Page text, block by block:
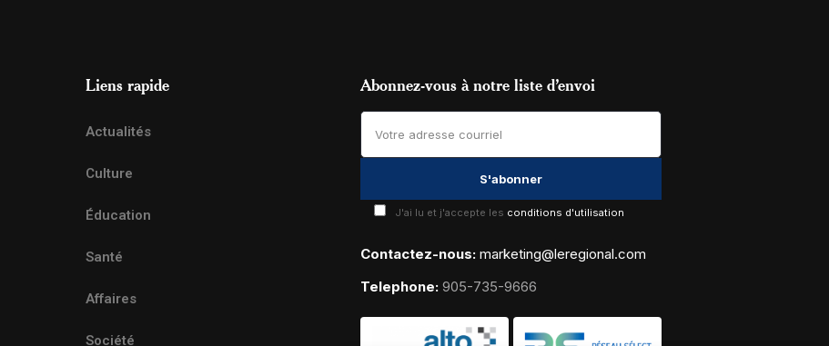
Liens rapide
Actualités
Culture
Éducation
Santé
Affaires
Société
Abonnez-vous à notre liste d’envoi
J'ai lu et j'accepte les conditions d'utilisation
Contactez-nous: marketing@leregional.com
Telephone: 905-735-9666